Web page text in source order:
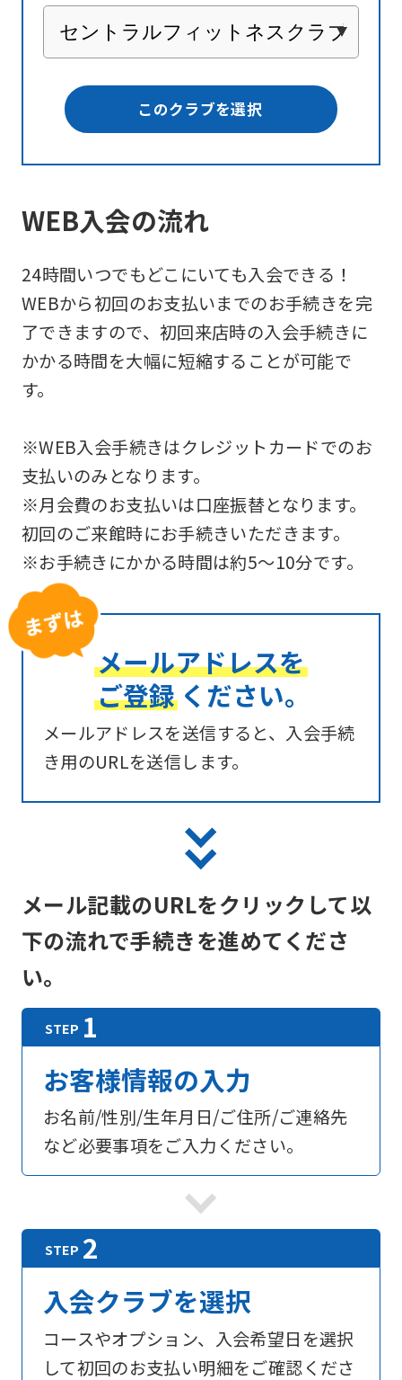
このクラブを選択
WEB入会の流れ
24時間いつでもどこにいても入会できる！
WEBから初回のお支払いまでのお手続きを完
了できますので、初回来店時の入会手続きに
かかる時間を大幅に短縮することが可能で
す。
※WEB入会手続きはクレジットカードでのお
支払いのみとなります。
※月会費のお支払いは口座振替となります。
初回のご来館時にお手続きいただきます。
※お手続きにかかる時間は約5～10分です。
メールアドレスを
ご登録 ください。
メールアドレスを送信すると、入会手続
き用のURLを送信します。
メール記載のURLをクリックして以
下の流れで手続きを進めてくださ
い。
お客様情報の入力
お名前/性別/生年月日/ご住所/ご連絡先
など必要事項をご入力ください。
入会クラブを選択
コースやオプション、入会希望日を選択
して初回のお支払い明細をご確認くださ